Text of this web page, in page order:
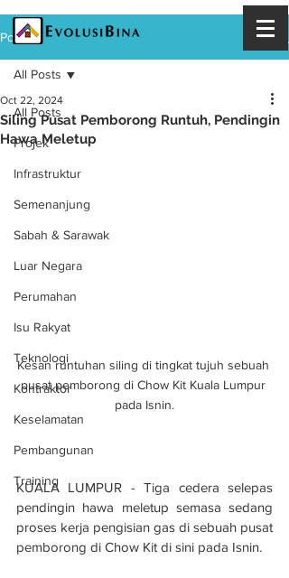
Post
All Posts
Projek
Infrastruktur
Semenanjung
Sabah & Sarawak
Luar Negara
Perumahan
Isu Rakyat
Teknologi
Kontraktor
Keselamatan
Pembangunan
Training
All Posts
Siling Pusat Pemborong Runtuh, Pendingin
Hawa Meletup
Oct 22, 2024
Kesan runtuhan siling di tingkat tujuh sebuah
pusat pemborong di Chow Kit Kuala Lumpur
pada Isnin.
KUALA LUMPUR - Tiga cedera selepas
pendingin hawa meletup semasa sedang
proses kerja pengisian gas di sebuah pusat
pemborong di Chow Kit di sini pada Isnin.